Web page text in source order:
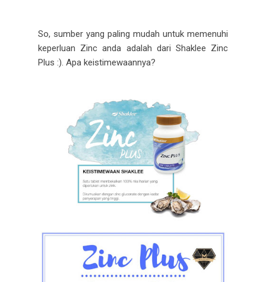
So, sumber yang paling mudah untuk memenuhi
keperluan Zinc anda adalah dari Shaklee Zinc
Plus :). Apa keistimewaannya?